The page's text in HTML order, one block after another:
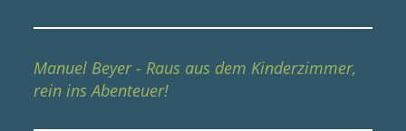
Manuel Beyer - Raus aus dem Kinderzimmer,
rein ins Abenteuer!